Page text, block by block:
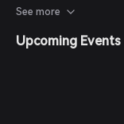
desafio oferece até
empréstimos
See more
Upcoming Events